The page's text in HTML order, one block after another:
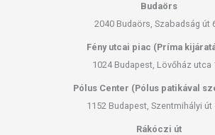
Budaörs
2040 Budaörs, Szabadság út
Fény utcai piac (Príma
1024 Budapest, Lövőház utca
Pólus Center (Pólus patikával
1152 Budapest, Szentmihályi út
Rákóczi út